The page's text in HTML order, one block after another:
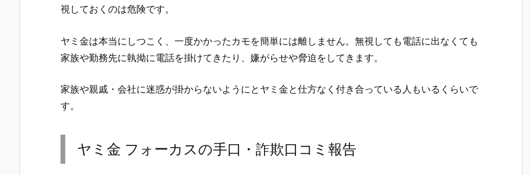
視しておくのは危険です。
ヤミ金は本当にしつこく、一度かかったカモを簡単には離しません。無視しても電話に出なくても
家族や勤務先に執拗に電話を掛けてきたり、嫌がらせや脅迫をしてきます。
家族や親戚・会社に迷惑が掛からないようにとヤミ金と仕方なく付き合っている人もいるくらいで
す。
ヤミ金 フォーカスの手口・詐欺口コミ報告